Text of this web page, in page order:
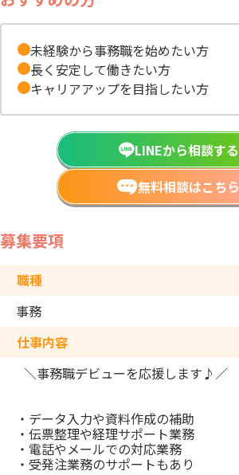
未経験から事務職を始めたい方
長く安定して働きたい方
キャリアアップを目指したい方
LINEから相談する
無料相談はこちら
募集要項
職種
事務
仕事内容
＼事務職デビューを応援します♪／
・データ入力や資料作成の補助
・伝票整理や経理サポート業務
・電話やメールでの対応業務
・受発注業務のサポートもあり